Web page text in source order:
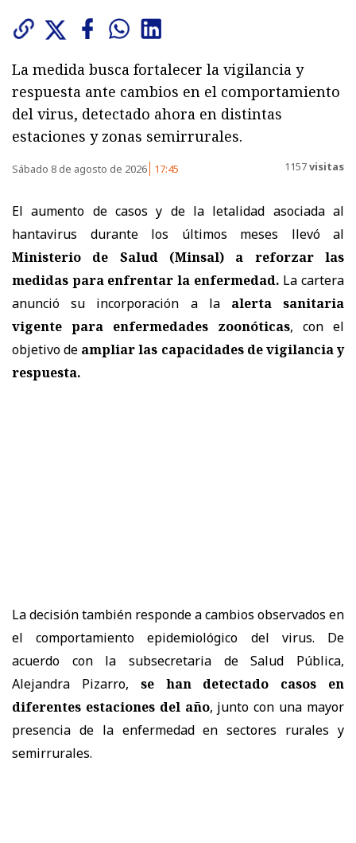
La medida busca fortalecer la vigilancia y
respuesta ante cambios en el comportamiento
del virus, detectado ahora en distintas
estaciones y zonas semirrurales.
Sábado 8 de agosto de 2026 17:45 1157visitas
El aumento de casos y de la letalidad asociada al
hantavirus durante los últimos meses llevó al
Ministerio de Salud (Minsal) a reforzar las
medidas para enfrentar la enfermedad. La cartera
anunció su incorporación a la alerta sanitaria
vigente para enfermedades zoonóticas, con el
objetivo de ampliar las capacidades de vigilancia y
respuesta.
La decisión también responde a cambios observados en
el comportamiento epidemiológico del virus. De
acuerdo con la subsecretaria de Salud Pública,
Alejandra Pizarro, se han detectado casos en
diferentes estaciones del año, junto con una mayor
presencia de la enfermedad en sectores rurales y
semirrurales.